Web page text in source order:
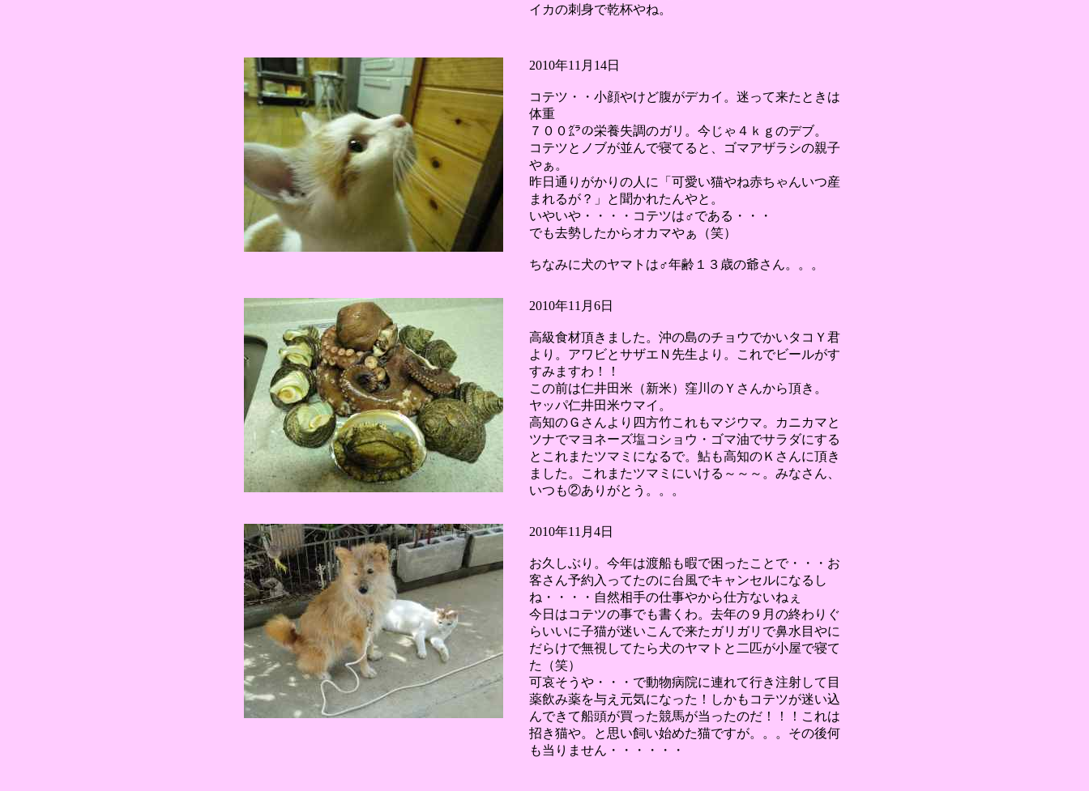
イカの刺身で乾杯やね。
2010年11月14日
コテツ・・小顔やけど腹がデカイ。迷って来たときは
体重
７００㌘の栄養失調のガリ。今じゃ４ｋｇのデブ。
コテツとノブが並んで寝てると、ゴマアザラシの親子
やぁ。
昨日通りがかりの人に「可愛い猫やね赤ちゃんいつ産
まれるが？」と聞かれたんやと。
いやいや・・・・コテツは♂である・・・
でも去勢したからオカマやぁ（笑）
ちなみに犬のヤマトは♂年齢１３歳の爺さん。。。
2010年11月6日
高級食材頂きました。沖の島のチョウでかいタコＹ君
より。アワビとサザエＮ先生より。これでビールがす
すみますわ！！
この前は仁井田米（新米）窪川のＹさんから頂き。
ヤッパ仁井田米ウマイ。
高知のＧさんより四方竹これもマジウマ。カニカマと
ツナでマヨネーズ塩コショウ・ゴマ油でサラダにする
とこれまたツマミになるで。鮎も高知のＫさんに頂き
ました。これまたツマミにいける～～～。みなさん、
いつも②ありがとう。。。
2010年11月4日
お久しぶり。今年は渡船も暇で困ったことで・・・お
客さん予約入ってたのに台風でキャンセルになるし
ね・・・・自然相手の仕事やから仕方ないねぇ
今日はコテツの事でも書くわ。去年の９月の終わりぐ
らいいに子猫が迷いこんで来たガリガリで鼻水目やに
だらけで無視してたら犬のヤマトと二匹が小屋で寝て
た（笑）
可哀そうや・・・で動物病院に連れて行き注射して目
薬飲み薬を与え元気になった！しかもコテツが迷い込
んできて船頭が買った競馬が当ったのだ！！！これは
招き猫や。と思い飼い始めた猫ですが。。。その後何
も当りません・・・・・・